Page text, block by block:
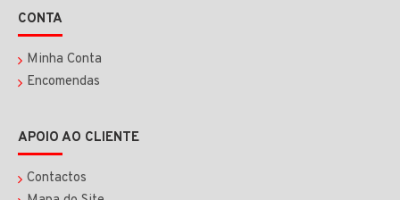
CONTA
Minha Conta
Encomendas
APOIO AO CLIENTE
Contactos